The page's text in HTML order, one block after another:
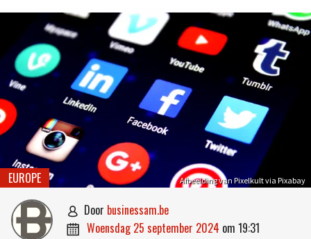
Afbeelding van Pixelkult via Pixabay
EUROPE
 door businessam.be
 woensdag 25 september 2024 om 19:31